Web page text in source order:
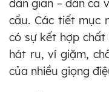
dân gian – dân ca
cầu. Các tiết mục
có sự kết hợp chất
hát ru, ví giặm,
của nhiều giọng